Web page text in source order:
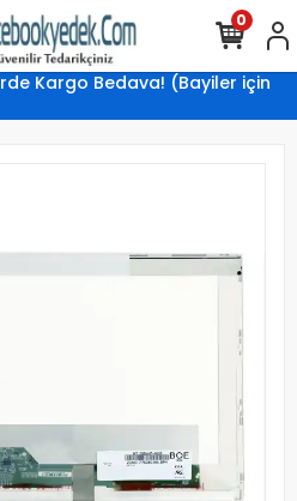
Kargo Bedava! (Bayiler için
0